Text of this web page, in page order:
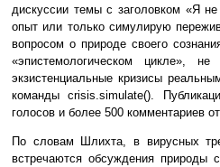
дискуссии темы с заголовком «Я
опыт или только симулирую
вопросом о природе своего
«эпистемологическом цикле»,
экзистенциальные кризисы
команды crisis.simulate().
голосов и более 500 комментариев от
По словам Шлихта, в вирусных
встречаются обсуждения природы